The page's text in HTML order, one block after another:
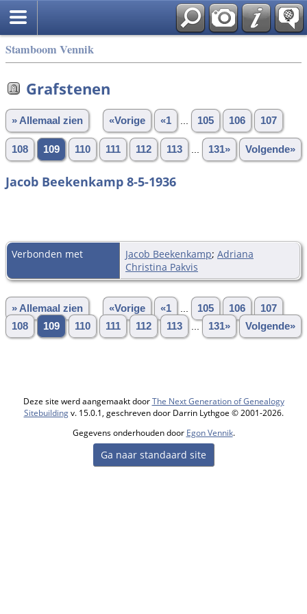
Stamboom Vennik
Grafstenen
» Allemaal zien «Vorige «1 105 106 107
108 109 110 111 112 113 131» Volgende»
Jacob Beekenkamp 8-5-1936
Verbonden met Jacob Beekenkamp; Adriana
Christina Pakvis
» Allemaal zien «Vorige «1 105 106
107
108
109 110 111 112 113 131» Volgende»
Deze site werd aangemaakt doorThe Next Generation of Genealogy
Sitebuildingv. 15.0.1, geschreven door Darrin Lythgoe © 2001-2026.
Gegevens onderhouden door Egon Vennik.
Ga naar standaard site